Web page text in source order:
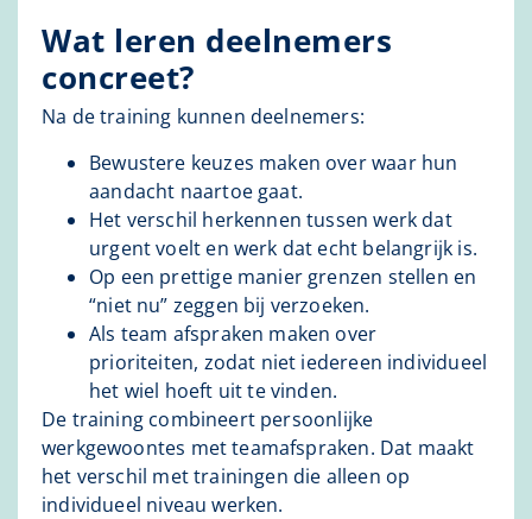
Wat leren deelnemers
concreet?
Na de training kunnen deelnemers:
Bewustere keuzes maken over waar hun
aandacht naartoe gaat.
Het verschil herkennen tussen werk dat
urgent voelt en werk dat echt belangrijk is.
Op een prettige manier grenzen stellen en
“niet nu” zeggen bij verzoeken.
Als team afspraken maken over
prioriteiten, zodat niet iedereen individueel
het wiel hoeft uit te vinden.
De training combineert persoonlijke
werkgewoontes met teamafspraken. Dat maakt
het verschil met trainingen die alleen op
individueel niveau werken.